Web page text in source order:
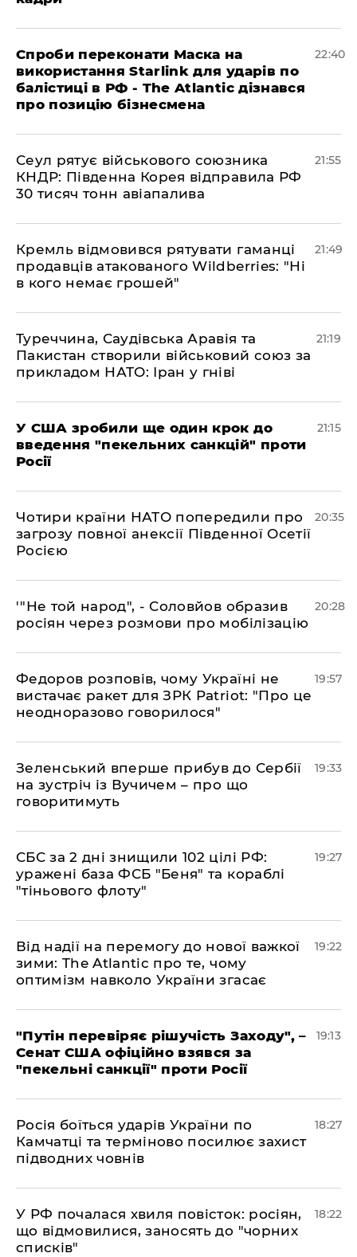
​Спроби переконати Маска на
використання Starlink для ударів по
балістиці в РФ - The Atlantic дізнався
про позицію бізнесмена
22:40
​Сеул рятує військового союзника
КНДР: Південна Корея відправила РФ
30 тисяч тонн авіапалива
21:55
​Кремль відмовився рятувати гаманці
продавців атакованого Wildberries: "Ні
в кого немає грошей"
21:49
​Туреччина, Саудівська Аравія та
Пакистан створили військовий союз за
прикладом НАТО: Іран у гніві
21:19
​У США зробили ще один крок до
введення "пекельних санкцій" проти
Росії
21:15
​Чотири країни НАТО попередили про
загрозу повної анексії Південної Осетії
Росією
20:35
​'"Не той народ", - Соловйов образив
росіян через розмови про мобілізацію
20:28
​Федоров розповів, чому Україні не
вистачає ракет для ЗРК Patriot: "Про це
неодноразово говорилося"
19:57
​Зеленський вперше прибув до Сербії
на зустріч із Вучичем – про що
говоритимуть
19:33
​СБС за 2 дні знищили 102 цілі РФ:
уражені база ФСБ "Беня" та кораблі
"тіньового флоту"
19:27
​Від надії на перемогу до нової важкої
зими: The Atlantic про те, чому
оптимізм навколо України згасає
19:22
​"Путін перевіряє рішучість Заходу", –
Сенат США офіційно взявся за
"пекельні санкції" проти Росії
19:13
​Росія боїться ударів України по
Камчатці та терміново посилює захист
підводних човнів
18:27
​У РФ почалася хвиля повісток: росіян,
що відмовилися, заносять до "чорних
списків"
18:22